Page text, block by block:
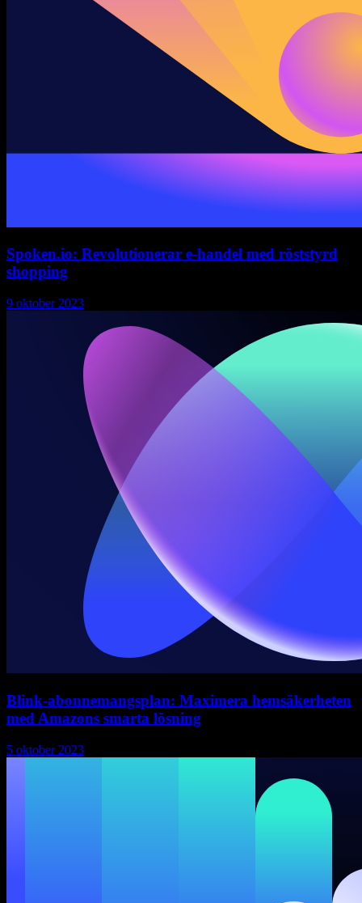
Spoken.io: Revolutionerar e-handel med röststyrd
shopping
9 oktober 2023
Blink-abonnemangsplan: Maximera hemsäkerheten
med Amazons smarta lösning
5 oktober 2023